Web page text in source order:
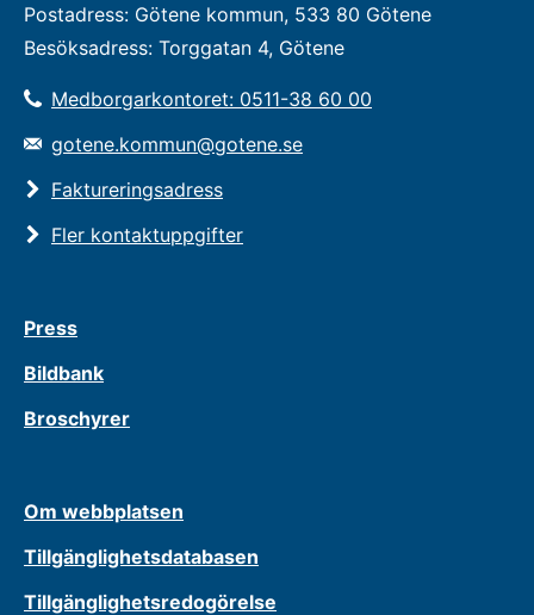
Postadress: Götene kommun, 533 80 Götene
Besöksadress: Torggatan 4, Götene
Medborgarkontoret: 0511-38 60 00
gotene.kommun@gotene.se
Faktureringsadress
Fler kontaktuppgifter
Press
Bildbank
Broschyrer
Om webbplatsen
Tillgänglighetsdatabasen
Tillgänglighetsredogörelse